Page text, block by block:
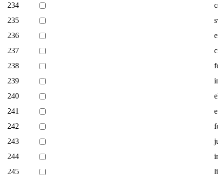
234
235
236
237
238
239
240
241
242
243
244
245